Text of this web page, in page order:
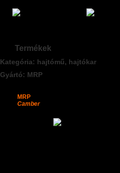
Termékek
Kategória: hajtómű, hajtókar
Gyártó: MRP
MRP
Camber